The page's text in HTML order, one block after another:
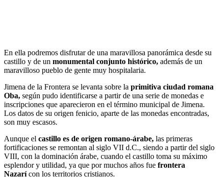
En ella podremos disfrutar de una maravillosa panorámica desde su
castillo y de un monumental conjunto histórico, además de un
maravilloso pueblo de gente muy hospitalaria.
Jimena de la Frontera se levanta sobre la primitiva ciudad romana
Oba, según pudo identificarse a partir de una serie de monedas e
inscripciones que aparecieron en el término municipal de Jimena.
Los datos de su origen fenicio, aparte de las monedas encontradas,
son muy escasos.
Aunque el castillo es de origen romano-árabe, las primeras
fortificaciones se remontan al siglo VII d.C., siendo a partir del siglo
VIII, con la dominación árabe, cuando el castillo toma su máximo
esplendor y utilidad, ya que por muchos años fue frontera
Nazarícon los territorios cristianos.